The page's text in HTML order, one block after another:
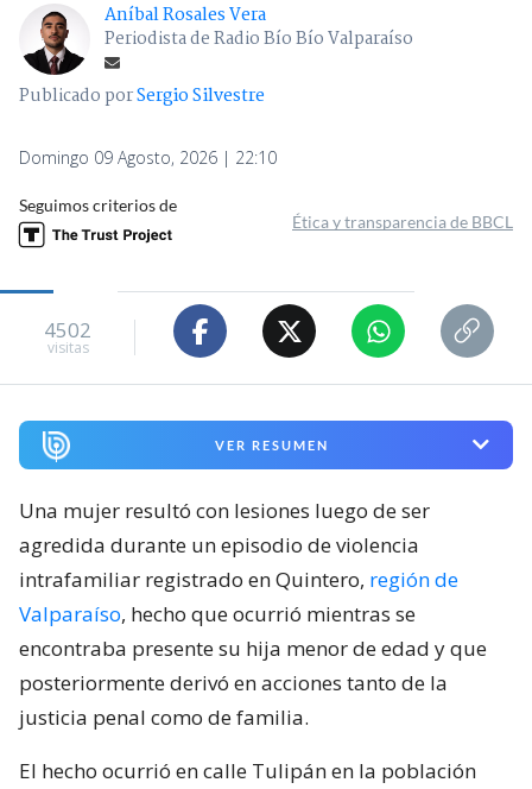
Aníbal Rosales Vera
Periodista de Radio Bío Bío Valparaíso
Publicado porSergio Silvestre
Domingo 09 Agosto, 2026 | 22:10
Seguimos criterios de
Ética y transparencia de BBCL
4502
visitas
VER RESUMEN
Una mujer resultó con lesiones luego de ser
agredida durante un episodio de violencia
intrafamiliar registrado en Quintero, región de
Valparaíso, hecho que ocurrió mientras se
encontraba presente su hija menor de edad y que
posteriormente derivó en acciones tanto de la
justicia penal como de familia.
El hecho ocurrió en calle Tulipán en la población